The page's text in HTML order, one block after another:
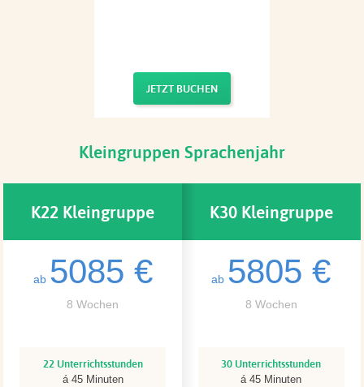
JETZT BUCHEN
Kleingruppen Sprachenjahr
K22 Kleingruppe
Sprachenjahr
ab 5085 €
8 Wochen
22 Unterrichtsstunden
á 45 Minuten
K30 Kleingruppe
Sprachenjahr
ab 5805 €
8 Wochen
30 Unterrichtsstunden
á 45 Minuten